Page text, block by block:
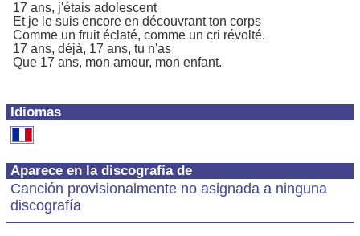
Idiomas
Aparece en la discografía de
Canción provisionalmente no asignada a ninguna
discografía
17 ans, j'étais adolescent
Et je le suis encore en découvrant ton corps
Comme un fruit éclaté, comme un cri révolté.
17 ans, déjà, 17 ans, tu n'as
Que 17 ans, mon amour, mon enfant.